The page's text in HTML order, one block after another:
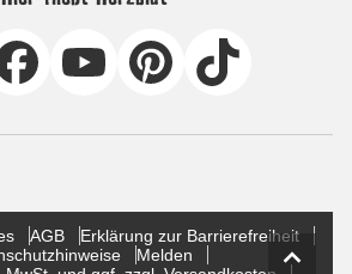
AGB
Erklärung zur Barrierefreiheit
Melden